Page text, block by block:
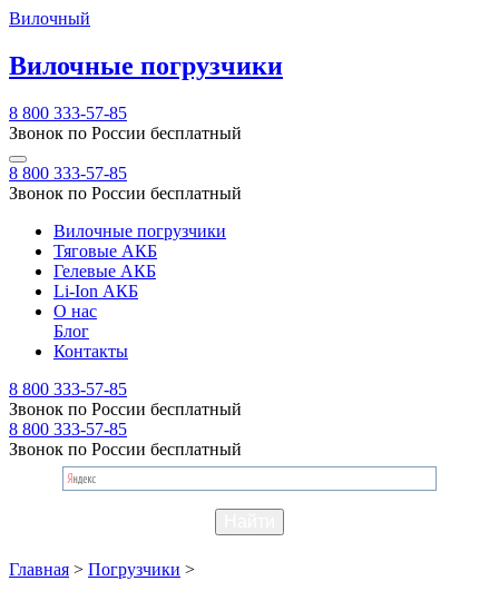
Вилочный
Вилочные погрузчики
8 800 333-57-85
Звонок по России бесплатный
8 800 333-57-85
Звонок по России бесплатный
Вилочные погрузчики
Тяговые АКБ
Гелевые АКБ
Li-Ion АКБ
О нас
Блог
Контакты
8 800 333-57-85
Звонок по России бесплатный
8 800 333-57-85
Звонок по России бесплатный
Главная > Погрузчики >